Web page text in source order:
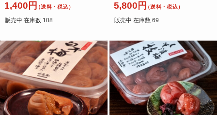
1,400円（送料・税込）
販売中 在庫数 108
5,800円（送料・税込）
販売中 在庫数 69